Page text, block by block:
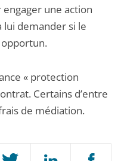
une action
lui demander si le
« protection
Certains d’entre
de médiation.